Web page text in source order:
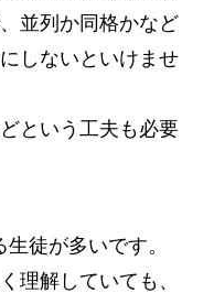
並列か同格かなど
しないといけませ
という工夫も必要
徒が多いです。
理解していても、